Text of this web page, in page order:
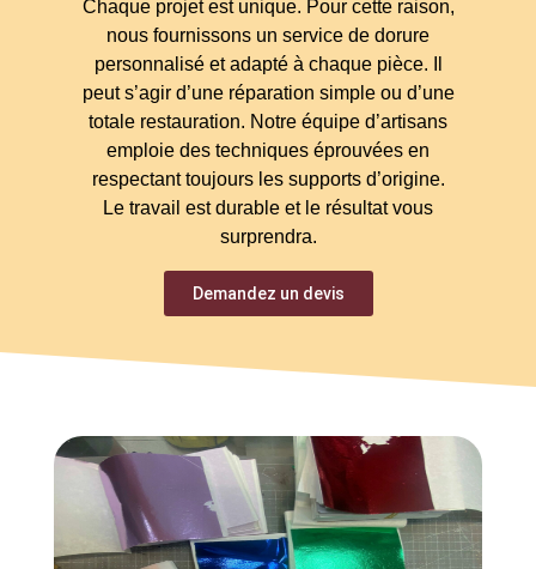
Chaque projet est unique. Pour cette raison,
nous fournissons un service de dorure
personnalisé et adapté à chaque pièce. Il
peut s’agir d’une réparation simple ou d’une
totale restauration. Notre équipe d’artisans
emploie des techniques éprouvées en
respectant toujours les supports d’origine.
Le travail est durable et le résultat vous
surprendra.
Demandez un devis